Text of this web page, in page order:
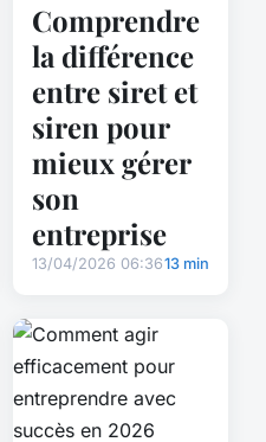
Comprendre
la différence
entre siret et
siren pour
mieux gérer
son
entreprise
13/04/2026 06:3613 min